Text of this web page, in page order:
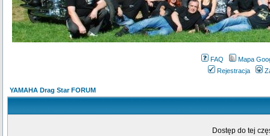
FAQ
Mapa
Rejestracja
YAMAHA Drag Star FORUM
Dostęp do tej